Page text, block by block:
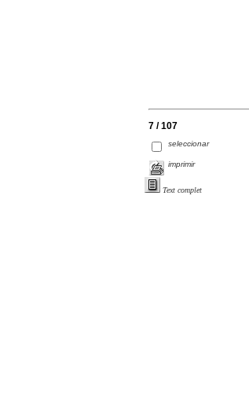
7 / 107
seleccionar
imprimir
Text complet